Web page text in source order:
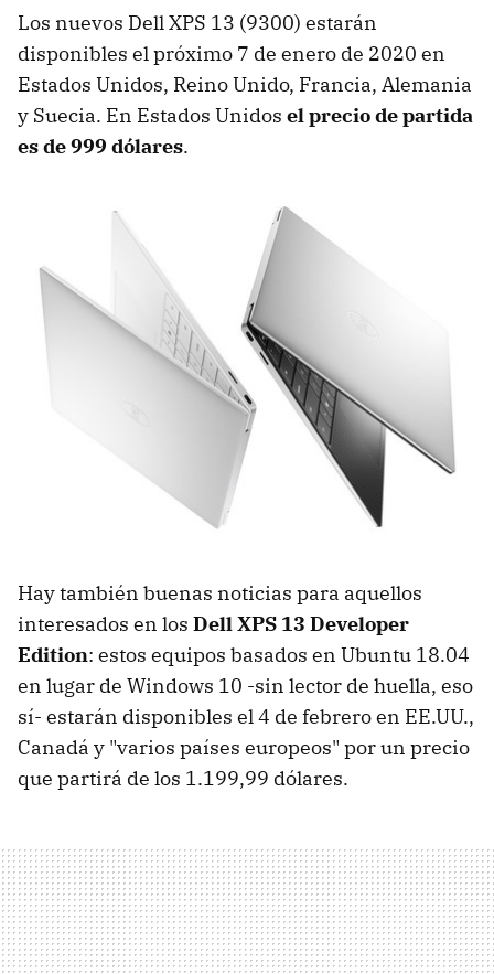
Los nuevos Dell XPS 13 (9300) estarán
disponibles el próximo 7 de enero de 2020 en
Estados Unidos, Reino Unido, Francia, Alemania
y Suecia. En Estados Unidos el precio de partida
es de 999 dólares.
Hay también buenas noticias para aquellos
interesados en los Dell XPS 13 Developer
Edition: estos equipos basados en Ubuntu 18.04
en lugar de Windows 10 -sin lector de huella, eso
sí- estarán disponibles el 4 de febrero en EE.UU.,
Canadá y "varios países europeos" por un precio
que partirá de los 1.199,99 dólares.